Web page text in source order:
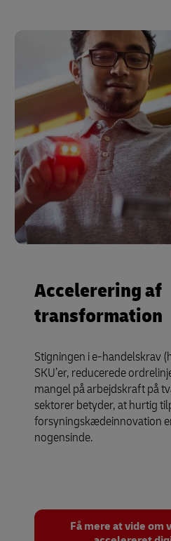
Accelerering af
transformation
Stigningen i e-handelskrav
SKU’er, reducerede
mangel på arbejdskraft på
sektorer betyder, at hurtig
forsyningskædeinnovation
nogensinde.
Få mere at vide om